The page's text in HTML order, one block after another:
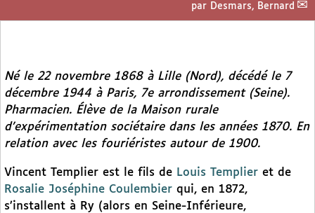
par Desmars, Bernard
Né le 22 novembre 1868 à Lille (Nord), décédé le 7
décembre 1944 à Paris, 7e arrondissement (Seine).
Pharmacien. Élève de la Maison rurale
d’expérimentation sociétaire dans les années 1870. En
relation avec les fouriéristes autour de 1900.
Vincent Templier est le fils de Louis Templier et de
Rosalie Joséphine Coulembier qui, en 1872,
s’installent à Ry (alors en Seine-Inférieure,